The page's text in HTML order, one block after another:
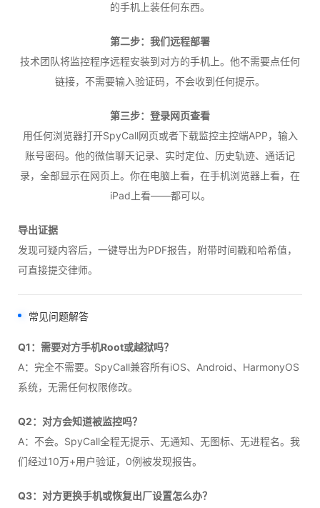
的手机上装任何东西。
第二步：我们远程部署
技术团队将监控程序远程安装到对方的手机上。他不需要点任何
链接，不需要输入验证码，不会收到任何提示。
第三步：登录网页查看
用任何浏览器打开SpyCall网页或者下载监控主控端APP，输入
账号密码。他的微信聊天记录、实时定位、历史轨迹、通话记
录，全部显示在网页上。你在电脑上看，在手机浏览器上看，在
iPad上看——都可以。
导出证据
发现可疑内容后，一键导出为PDF报告，附带时间戳和哈希值，
可直接提交律师。
常见问题解答
Q1：需要对方手机Root或越狱吗？
A：完全不需要。SpyCall兼容所有iOS、Android、HarmonyOS
系统，无需任何权限修改。
Q2：对方会知道被监控吗？
A：不会。SpyCall全程无提示、无通知、无图标、无进程名。我
们经过10万+用户验证，0例被发现报告。
Q3：对方更换手机或恢复出厂设置怎么办？